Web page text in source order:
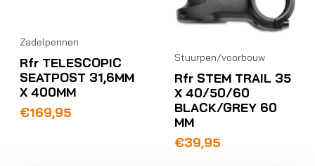
Zadelpennen
Rfr TELESCOPIC
SEATPOST 31,6MM
X 400MM
€169,95
Stuurpen/voorbouw
Rfr STEM TRAIL 35
X 40/50/60
BLACK/GREY 60
MM
€39,95